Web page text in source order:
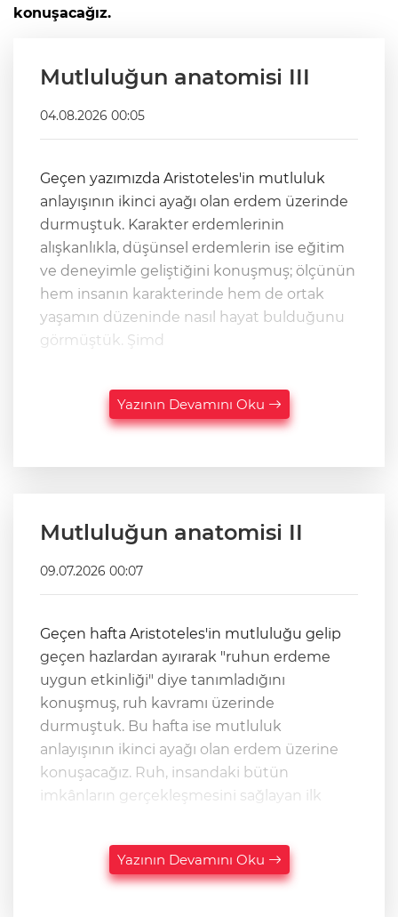
konuşacağız.
Mutluluğun anatomisi III
04.08.2026 00:05
Geçen yazımızda Aristoteles'in mutluluk
anlayışının ikinci ayağı olan erdem üzerinde
durmuştuk. Karakter erdemlerinin
alışkanlıkla, düşünsel erdemlerin ise eğitim
ve deneyimle geliştiğini konuşmuş; ölçünün
hem insanın karakterinde hem de ortak
yaşamın düzeninde nasıl hayat bulduğunu
görmüştük. Şimd
Yazının Devamını Oku
Mutluluğun anatomisi II
09.07.2026 00:07
Geçen hafta Aristoteles'in mutluluğu gelip
geçen hazlardan ayırarak "ruhun erdeme
uygun etkinliği" diye tanımladığını
konuşmuş, ruh kavramı üzerinde
durmuştuk. Bu hafta ise mutluluk
anlayışının ikinci ayağı olan erdem üzerine
konuşacağız. Ruh, insandaki bütün
imkânların gerçekleşmesini sağlayan ilk
Yazının Devamını Oku